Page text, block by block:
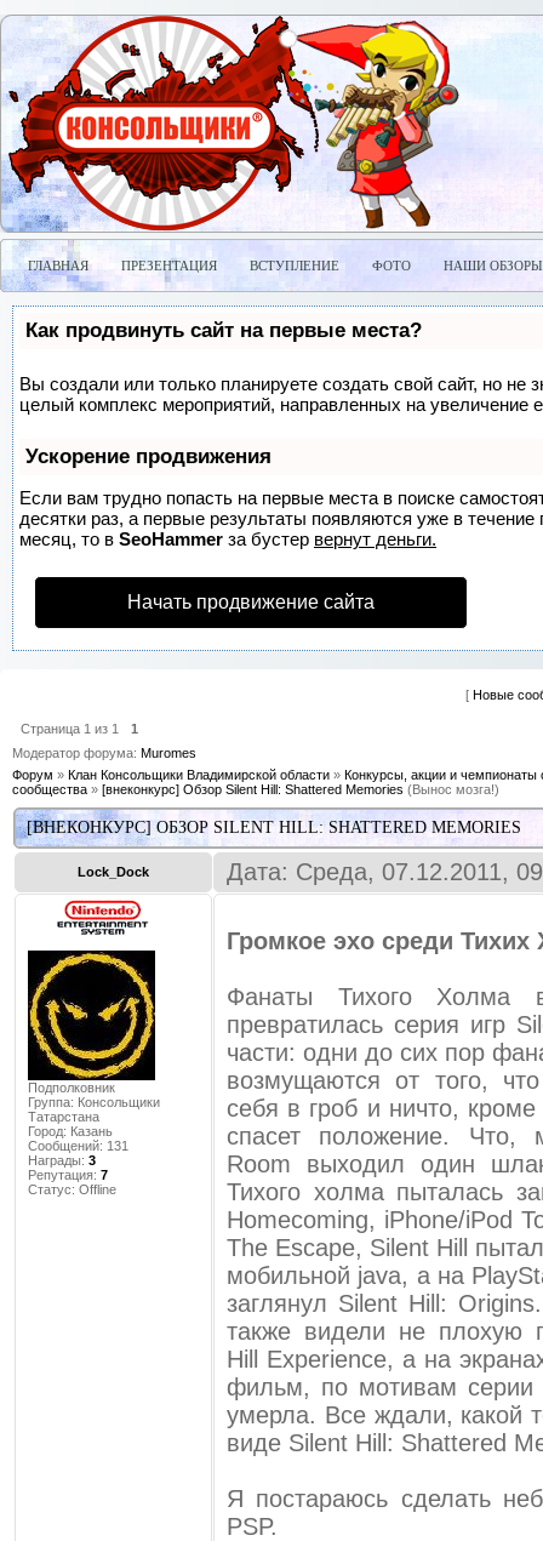
ГЛАВНАЯ ПРЕЗЕНТАЦИЯ ВСТУПЛЕНИЕ ФОТО НАШИ ОБЗОРЫ
Как продвинуть сайт на первые места?
Вы создали или только планируете создать свой сайт, но не
целый комплекс мероприятий, направленных на увеличение
Ускорение продвижения
Если вам трудно попасть на первые места в поиске
десятки раз, а первые результаты появляются уже в
месяц, то в SeoHammer за бустер вернут деньги.
Начать продвижение сайта
[ Новые
Страница 1 из 1
1
Модератор форума: Muromes
Форум » Клан Консольщики Владимирской области » Конкурсы, акции и чемпионаты
сообщества » [внеконкурс] Обзор Silent Hill: Shattered Memories (Вынос мозга!)
[ВНЕКОНКУРС] ОБЗОР SILENT HILL: SHATTERED MEMORIES
Lock_Dock Дата: Среда, 07.12.2011,
Подполковник
Группа: Консольщики
Татарстана
Город: Казань
Сообщений: 131
Награды: 3
Репутация: 7
Статус: Offline
Громкое эхо среди
Фанаты Тихого
превратилась серия игр
части: одни до сих пор
возмущаются от того,
себя в гроб и ничто,
спасет положение.
Room выходил один
Тихого холма пыталась
Homecoming, iPhone/iPod
The Escape, Silent Hill
мобильной java, а на
заглянул Silent Hill:
также видели не плохую
Hill Experience, а на
фильм, по мотивам
умерла. Все ждали, какой
виде Silent Hill: Shattered
Я постараюсь сделать
PSP.